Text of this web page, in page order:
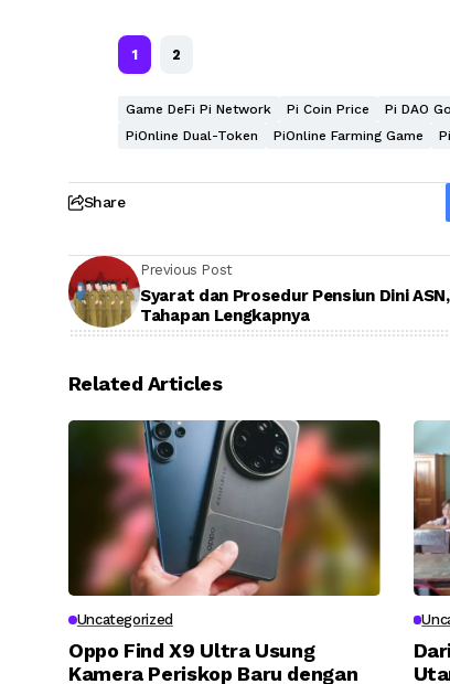
1 2
Game DeFi Pi Network Pi Coin Price Pi DAO
PiOnline Dual-Token
PiOnline Farming Game
Share
Previous Post
Syarat dan Prosedur Pensiun Dini
Tahapan Lengkapnya
Related Articles
Uncategorized
Oppo Find X9 Ultra Usung
Kamera Periskop Baru dengan